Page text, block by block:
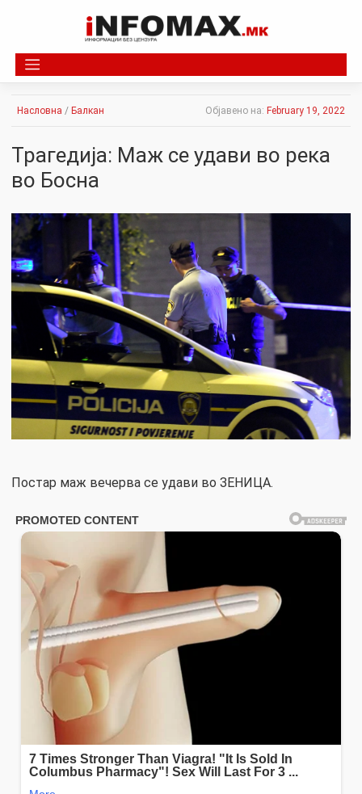
Насловна / Балкан Објавено на: February 19, 2022
Трагедија: Маж се удави во река
во Босна
Постар маж вечерва се удави во ЗЕНИЦА.